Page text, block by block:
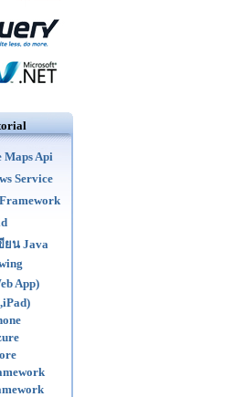
Maps Api
Service
ยน Java
App)